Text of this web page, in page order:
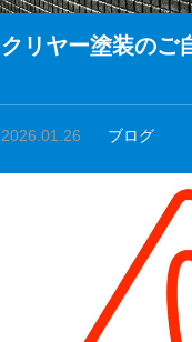
クリヤー塗装のご
2026.01.26 ブログ